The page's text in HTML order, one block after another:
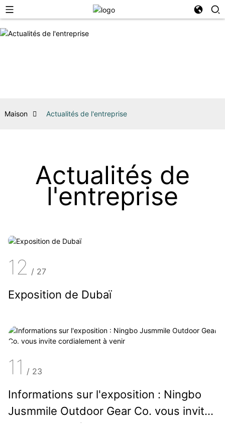
Maison Actualités de l'entreprise
Actualités de
l'entreprise
12 / 27
Exposition de Dubaï
11 / 23
Informations sur l'exposition : Ningbo
Jusmmile Outdoor Gear Co. vous invite
cordialement à venir